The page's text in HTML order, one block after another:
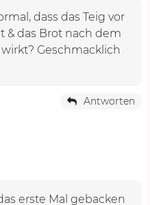
dass das Teig vor
& das Brot nach dem
Geschmacklich
Antworten
erste Mal gebacken